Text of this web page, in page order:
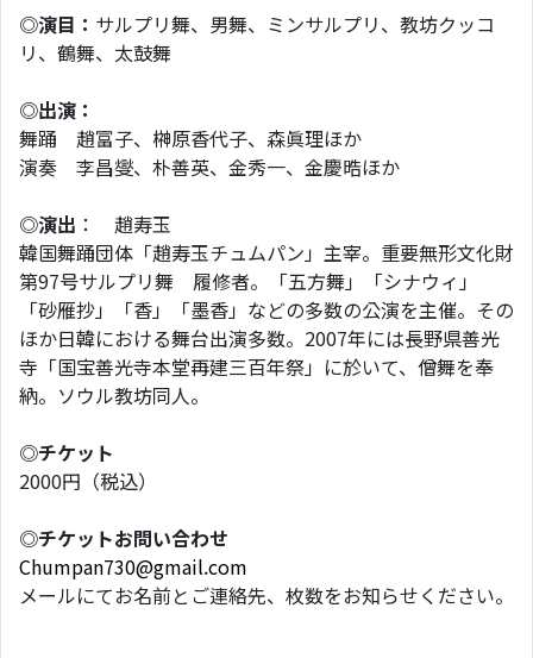
◎演目： サルプリ舞、男舞、ミンサルプリ、教坊クッコ
リ、鶴舞、太鼓舞
◎出演：
舞踊 趙富子、榊原香代子、森眞理ほか
演奏 李昌燮、朴善英、金秀一、金慶晧ほか
◎演出 ： 趙寿玉
韓国舞踊団体「趙寿玉チュムパン」主宰。重要無形文化財
第97号サルプリ舞 履修者。「五方舞」「シナウィ」
「砂雁抄」「香」「墨香」などの多数の公演を主催。その
ほか日韓における舞台出演多数。2007年には長野県善光
寺「国宝善光寺本堂再建三百年祭」に於いて、僧舞を奉
納。ソウル教坊同人。
◎チケット
2000円（税込）
◎チケットお問い合わせ
Chumpan730@gmail.com
メールにてお名前とご連絡先、枚数をお知らせください。